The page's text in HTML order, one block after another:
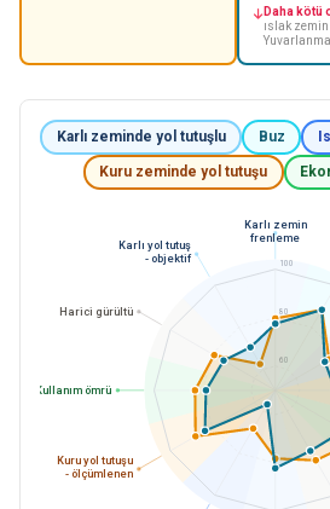
Daha kötü
ıslak zemin
Karlı zeminde yol tutuşlu Buz
Kuru zeminde yol tutuşu
60
80
100
Karlı zemin
frenleme
Kuru yol tutuşu
- ölçümlenen
Kullanım ömrü
Harici gürültü
Karlı yol tutuş
- objektif